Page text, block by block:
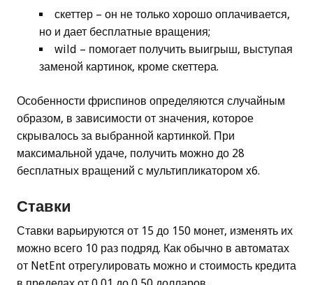
скеттер – он не только хорошо оплачивается,
но и дает бесплатные вращения;
wild – помогает получить выигрыш, выступая
заменой картинок, кроме скеттера.
Особенности фриспинов определяются случайным
образом, в зависимости от значения, которое
скрывалось за выбранной картинкой. При
максимальной удаче, получить можно до 28
бесплатных вращений с мультипликатором x6.
Ставки
Ставки варьируются от 15 до 150 монет, изменять их
можно всего 10 раз подряд. Как обычно в автоматах
от NetEnt отрегулировать можно и стоимость кредита